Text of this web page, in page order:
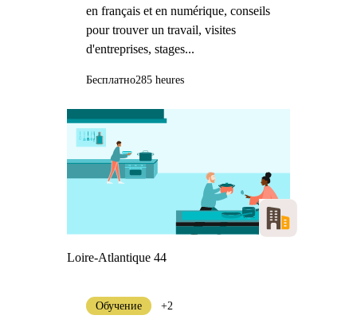
en français et en numérique, conseils
pour trouver un travail, visites
d'entreprises, stages...
Бесплатно285 heures
Loire-Atlantique 44
Обучение +2